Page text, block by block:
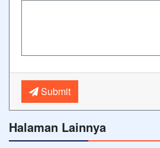
Submit
Halaman Lainnya